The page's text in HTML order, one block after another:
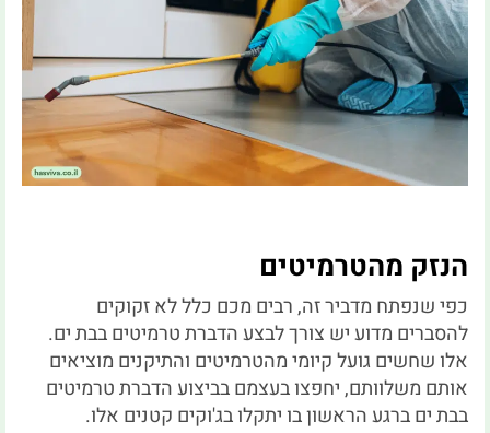
הנזק מהטרמיטים
כפי שנפתח מדביר זה, רבים מכם כלל לא זקוקים
להסברים מדוע יש צורך לבצע הדברת טרמיטים בבת ים.
אלו שחשים גועל קיומי מהטרמיטים והתיקנים מוציאים
אותם משלוותם, יחפצו בעצמם בביצוע הדברת טרמיטים
בבת ים ברגע הראשון בו יתקלו בג'וקים קטנים אלו.